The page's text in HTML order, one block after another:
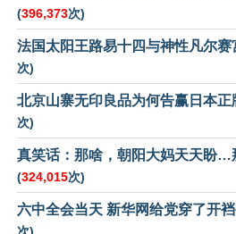
(396,373次)
法国太阳王路易十四与神性凡尔赛
次)
北京山寨无印良品为何告赢日本正
次)
真笑话：那啥，朝阳大妈天天盼…
(324,015次)
六中全会当天 新华网给党穿了开